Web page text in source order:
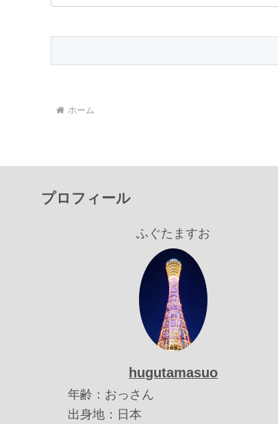
ホーム
プロフィール
ふぐたますお
hugutamasuo
年齢：おっさん
出身地：日本